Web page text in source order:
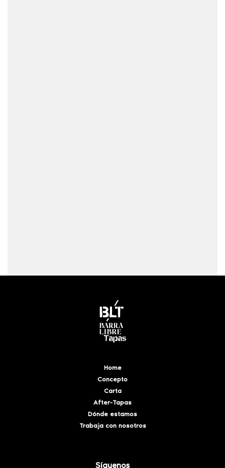
Home
Concepto
Carta
After-Tapas
Dónde estamos
Trabaja con nosotros
Síguenos